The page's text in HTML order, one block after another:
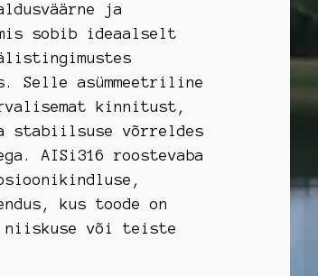
ja
sobib ideaalselt
Selle asümmeetriline
kinnitust,
stabiilsuse võrreldes
AISi316 roostevaba
kus toode on
niiskuse või teiste